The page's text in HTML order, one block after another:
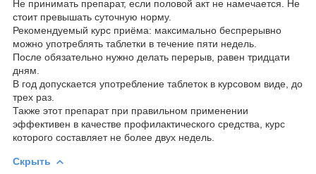
Не принимать препарат, если половой акт не намечается. Не
стоит превышать суточную норму.
Рекомендуемый курс приёма: максимально беспрерывно
можно употреблять таблетки в течение пяти недель.
После обязательно нужно делать перерыв, равен тридцати
дням.
В год допускается употребление таблеток в курсовом виде, до
трех раз.
Также этот препарат при правильном применении
эффективен в качестве профилактического средства, курс
которого составляет не более двух недель.
Скрыть